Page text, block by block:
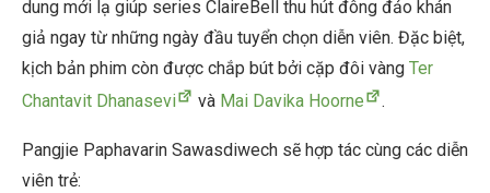
dung mới lạ giúp series ClaireBell thu hút đông đảo khán
giả ngay từ những ngày đầu tuyển chọn diễn viên. Đặc biệt,
kịch bản phim còn được chắp bút bởi cặp đôi vàng Ter
Chantavit Dhanasevi
và Mai Davika Hoorne .
Pangjie Paphavarin Sawasdiwech sẽ hợp tác cùng các diễn
viên trẻ: